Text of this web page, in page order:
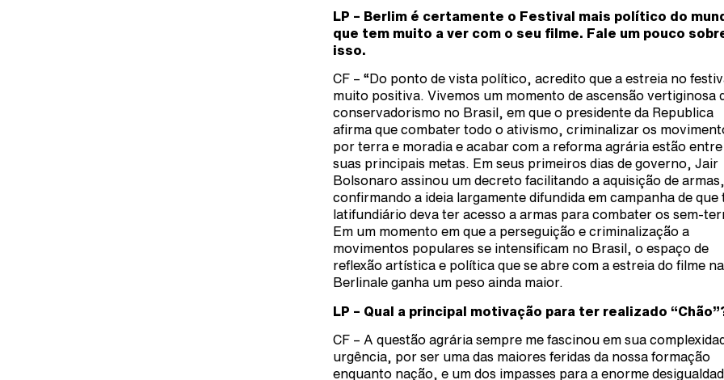
LP – Berlim é certamente o Festival mais político do
que tem muito a ver com o seu filme. Fale um pouco
isso.
CF – “Do ponto de vista político, acredito que a estreia no
muito positiva. Vivemos um momento de ascensão vertiginosa
conservadorismo no Brasil, em que o presidente da Republica
afirma que combater todo o ativismo, criminalizar os
por terra e moradia e acabar com a reforma agrária estão entre
suas principais metas. Em seus primeiros dias de governo, Jair
Bolsonaro assinou um decreto facilitando a aquisição de armas,
confirmando a ideia largamente difundida em campanha de que
latifundiário deva ter acesso a armas para combater os sem-
Em um momento em que a perseguição e criminalização a
movimentos populares se intensificam no Brasil, o espaço de
reflexão artística e política que se abre com a estreia do filme na
Berlinale ganha um peso ainda maior.
LP – Qual a principal motivação para ter realizado
CF – A questão agrária sempre me fascinou em sua
urgência, por ser uma das maiores feridas da nossa formação
enquanto nação, e um dos impasses para a enorme